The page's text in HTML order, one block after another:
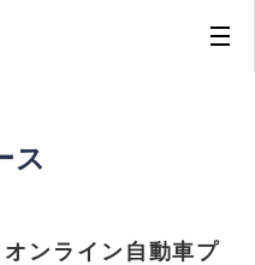
ス
ンライン自動車プ